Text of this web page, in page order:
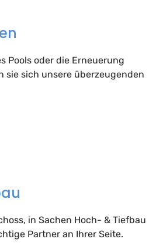
Pools oder die Erneuerung
sie sich unsere überzeugenden
in Sachen Hoch- & Tiefbau
Partner an Ihrer Seite.